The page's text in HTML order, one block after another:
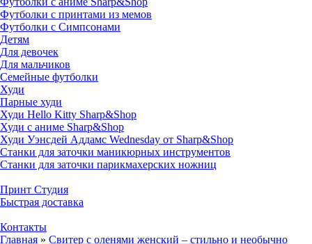
Футболки с принтами из мемов
Футболки с Симпсонами
Детям
Для девочек
Для мальчиков
Семейные футболки
Худи
Парные худи
Худи Hello Kitty Sharp&Shop
Худи с аниме Sharp&Shop
Худи Уэнсдей Аддамс Wednesday от Sharp&Shop
Станки для заточки маникюрных инструментов
Станки для заточки парикмахерских ножниц
Принт Студия
Быстрая доставка
Контакты
Главная » Свитер с оленями женский – стильно и необычно